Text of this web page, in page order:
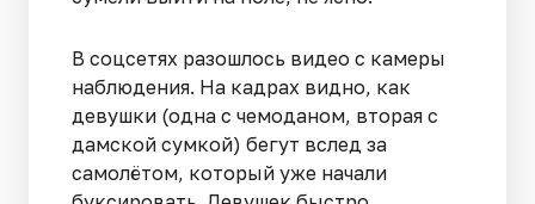
В соцсетях разошлось видео с камеры
наблюдения. На кадрах видно, как
девушки (одна с чемоданом, вторая с
дамской сумкой) бегут вслед за
самолётом, который уже начали